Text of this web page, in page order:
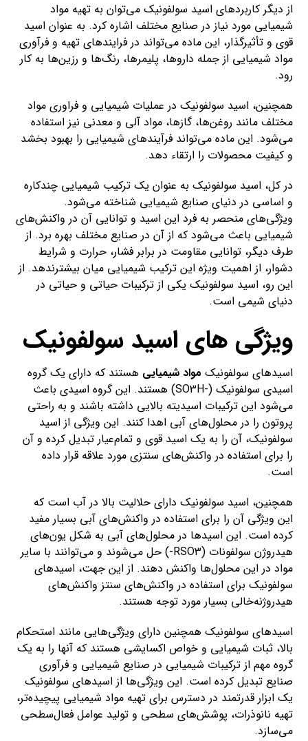
از دیگر کاربردهای اسید سولفونیک می‌توان به تهیه مواد
شیمیایی مورد نیاز در صنایع مختلف اشاره کرد. به عنوان اسید
قوی و تأثیرگذار، این ماده می‌تواند در فرایند‌های تهیه و فرآوری
مواد شیمیایی از جمله داروها، پلیمرها، رنگ‌ها و رزین‌ها به کار
رود.
همچنین، اسید سولفونیک در عملیات شیمیایی و فراوری مواد
مختلف مانند روغن‌ها، گازها، مواد آلی و معدنی نیز استفاده
می‌شود. این ماده می‌تواند فرآیندهای شیمیایی را بهبود بخشد
و کیفیت محصولات را ارتقاء دهد.
در کل، اسید سولفونیک به عنوان یک ترکیب شیمیایی چندکاره
و اساسی در دنیای صنایع شیمیایی شناخته می‌شود.
ویژگی‌های منحصر به فرد این اسید و توانایی آن در واکنش‌های
شیمیایی باعث می‌شود که از آن در صنایع مختلف بهره برد. از
طرف دیگر، توانایی مقاومت در برابر فشار، حرارت و شرایط
دشوار، از اهمیت ویژه این ترکیب شیمیایی میان بیشترندهد. از
این رو، اسید سولفونیک یکی از ترکیبات حیاتی و حیاتی در
دنیای شیمی است.
ویژگی های اسید سولفونیک
اسید‌های سولفونیک مواد شیمیایی هستند که دارای یک گروه
اسیدی سولفونیک (-SO3H) هستند. این گروه اسیدی باعث
می‌شود این ترکیبات اسیدیته بالایی داشته باشند و به راحتی
پروتون را در محلول‌های آبی اهدا کنند. این ویژگی از اسید
سولفونیک، آن را به یک اسید قوی و تمام‌عیار تبدیل کرده و آن
را برای استفاده در واکنش‌های سنتزی مورد علاقه قرار داده
است.
همچنین، اسید سولفونیک دارای حلالیت بالا در آب است که
این ویژگی آن را برای استفاده در واکنش‌های آبی بسیار مفید
کرده است. این اسیدها در محلول‌های آبی به شکل یون‌های
هیدروژن سولفونات (RSO3-) حل می‌شوند و می‌توانند با سایر
مواد در این محلول‌ها واکنش دهند. از این جهت، اسیدهای
سولفونیک برای استفاده در واکنش‌های سنتز واکنش‌های
هیدروژنه‌خالی بسیار مورد توجه هستند.
اسیدهای سولفونیک همچنین دارای ویژگی‌هایی مانند استحکام
بالا، ثبات شیمیایی و خواص اکسایشی هستند که آنها را به یک
گروه مهم از ترکیبات شیمیایی در صنایع شیمیایی و فرآوری
صنایع تبدیل کرده است. این ویژگی‌ها از اسیدهای سولفونیک
یک ابزار قدرتمند در دسترس برای تهیه مواد شیمیایی پیچیده‌تر،
تهیه نانوذرات، پوشش‌های سطحی و تولید عوامل فعال‌سطحی
می‌سازد.